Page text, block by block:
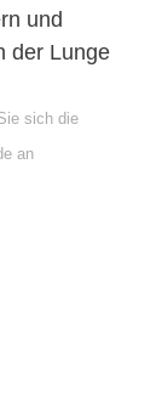
und
der Lunge
sich die
an